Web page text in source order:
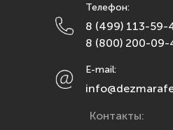
Махачкала
Москва
Набережные Челны
Нижний Новгород
Новосибирск
Телефон:
8 (499) 113-59-
8 (800) 200-09-
E-mail:
Контакты: